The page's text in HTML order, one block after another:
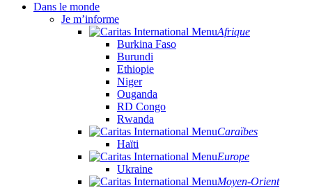
Dans le monde
Je m’informe
Afrique
Burkina Faso
Burundi
Ethiopie
Niger
Ouganda
RD Congo
Rwanda
Caraïbes
Haïti
Europe
Ukraine
Moyen-Orient